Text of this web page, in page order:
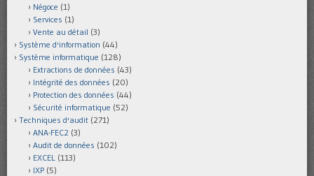
Négoce (1)
Services (1)
Vente au détail (3)
Système d'information (44)
Système informatique (128)
Extractions de données (43)
Intégrité des données (20)
Protection des données (44)
Sécurité informatique (52)
Techniques d'audit (271)
ANA-FEC2 (3)
Audit de données (102)
EXCEL (113)
IXP (5)